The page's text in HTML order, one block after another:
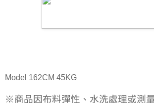
Model 162CM 45KG
※商品因布料彈性、水洗處理或測